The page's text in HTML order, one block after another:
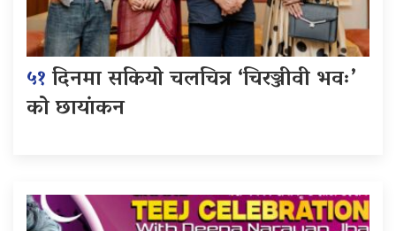
५१दिनमा सकियो चलचित्र ‘चिरञ्जीवी भवः’
को छायांकन